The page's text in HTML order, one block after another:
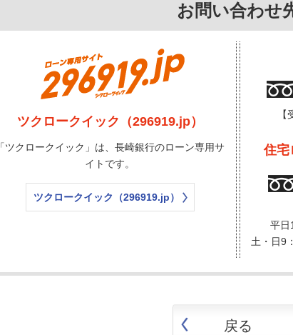
お問い合わせ
ツクロークイック（296919.jp）
「ツクロークイック」は、長崎銀行のローン専用サ
イトです。
ツクロークイック（296919.jp）
住宅
平日
土・日9
戻る